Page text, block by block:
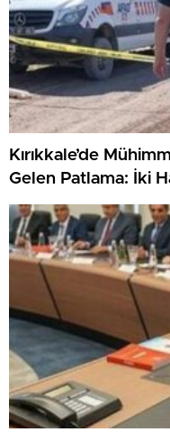
Kırıkkale’de
Gelen Patlama: İki